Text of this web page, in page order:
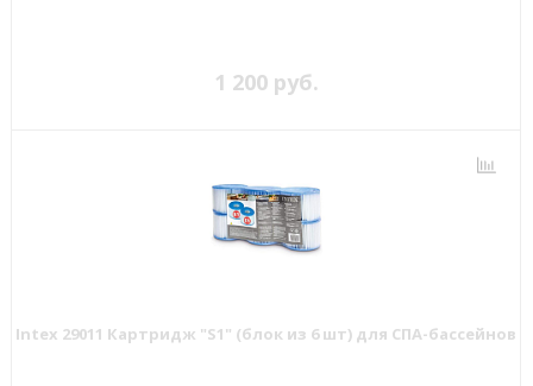
1 200 руб.
Intex 29011 Картридж "S1" (блок из 6 шт) для СПА-бассейнов